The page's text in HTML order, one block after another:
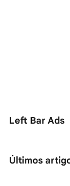
Left Bar Ads
Últimos